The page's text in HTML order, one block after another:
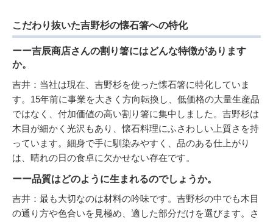
こだわり抜いた吉野杉の懐石箸への特化
ーー吉辰商店さんの割り箸にはどんな特徴があります
か。
吉井：当社は現在、吉野杉を使った懐石箸に特化していま
す。15年前に事業を大きく方向転換し、低価格の大量生産品
ではなく、付加価値の高い割り箸に集中しました。吉野杉は
木目が細かく光沢もあり、懐石料理にふさわしい上質さを持
っています。細身で手に馴染みやすく、品のある仕上がり
は、晴れの日の食卓に欠かせない存在です。
ーー品質はどのように生まれるのでしょうか。
吉井：最も大切なのは材料の吟味です。吉野杉の中でも木目
の通り方や色合いを見極め、適した部分だけを選びます。さ